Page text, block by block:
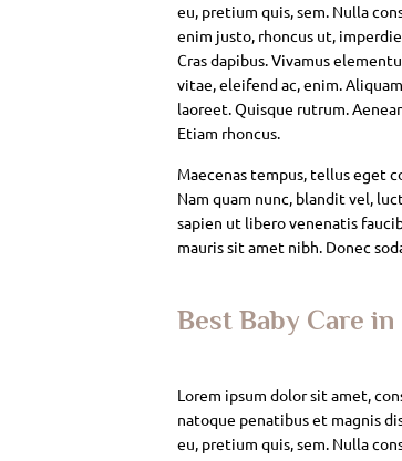
eu, pretium quis, sem. Nulla
enim justo, rhoncus ut,
Cras dapibus. Vivamus
vitae, eleifend ac, enim.
laoreet. Quisque rutrum.
Etiam rhoncus.
Maecenas tempus, tellus eget
Nam quam nunc, blandit vel,
sapien ut libero venenatis
mauris sit amet nibh. Donec
Best Baby Care in
Lorem ipsum dolor sit amet,
natoque penatibus et magnis
eu, pretium quis, sem. Nulla